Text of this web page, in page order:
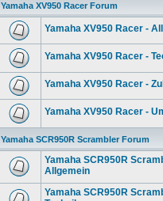
Yamaha XV950 Racer Forum
Yamaha XV950 Racer -
Yamaha XV950 Racer -
Yamaha XV950 Racer -
Yamaha XV950 Racer -
Yamaha SCR950R Scrambler Forum
Yamaha SCR950R
Allgemein
Yamaha SCR950R